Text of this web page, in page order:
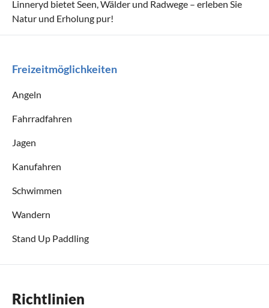
Linneryd bietet Seen, Wälder und Radwege – erleben Sie
Natur und Erholung pur!
Freizeitmöglichkeiten
Angeln
Fahrradfahren
Jagen
Kanufahren
Schwimmen
Wandern
Stand Up Paddling
Richtlinien